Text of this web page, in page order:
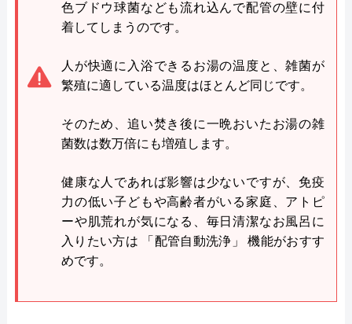
色ブドウ球菌なども流れ込んで配管の壁に付
着してしまうのです。
人が快適に入浴できるお湯の温度と、雑菌が
繁殖に適している温度はほとんど同じです。
そのため、追い焚き後に一晩おいたお湯の雑
菌数は数万倍にも増殖します。
健康な人であれば影響は少ないですが、免疫
力の低い子どもや高齢者がいる家庭、アトピ
ーや肌荒れが気になる、毎日清潔なお風呂に
入りたい方は 「配管自動洗浄」 機能がおすす
めです。